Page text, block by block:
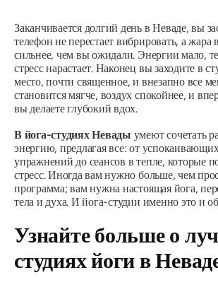
Заканчивается долгий день в Неваде, вы
телефон не перестает вибрировать, а жара
сильнее, чем вы ожидали. Энергии мало,
стресс нарастает. Наконец вы заходите в
место, почти священное, и внезапно все
становится мягче, воздух спокойнее, и
вы делаете глубокий вдох.
В йога-студиях Невады умеют сочетать
энергию, предлагая все: от
упражнений до сеансов в тепле, которые
стресс. Иногда вам нужно больше, чем
программа; вам нужна настоящая йога,
тела и духа. И йога-студии именно это и
Узнайте больше о
студиях йоги в